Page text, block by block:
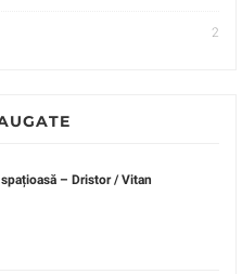
2
– Dristor / Vitan